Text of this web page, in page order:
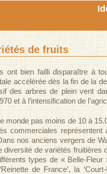
de fruits
ont bien failli disparaître à
accélérée dès la fin de la
des arbres de plein vent
et à l’intensification de
monde pas moins de 10 à
commerciales
nos anciens vergers de
diversité de variétés fruitières
types de « Belle-Fleur
de France’, la